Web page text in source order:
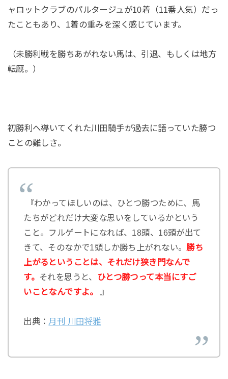
ャロットクラブのパルタージュが10着（11番人気）だっ
たこともあり、1着の重みを深く感じています。
（未勝利戦を勝ちあがれない馬は、引退、もしくは地方
転厩。）
初勝利へ導いてくれた川田騎手が過去に語っていた勝つ
ことの難しさ。
『わかってほしいのは、ひとつ勝つために、馬
たちがどれだけ大変な思いをしているかという
こと。フルゲートになれば、18頭、16頭が出て
きて、そのなかで1頭しか勝ち上がれない。 勝ち
上がるということは、それだけ狭き門なんで
す。 それを思うと、
ひとつ勝つって本当にすご
いことなんですよ。
』
出典： 月刊 川田将雅